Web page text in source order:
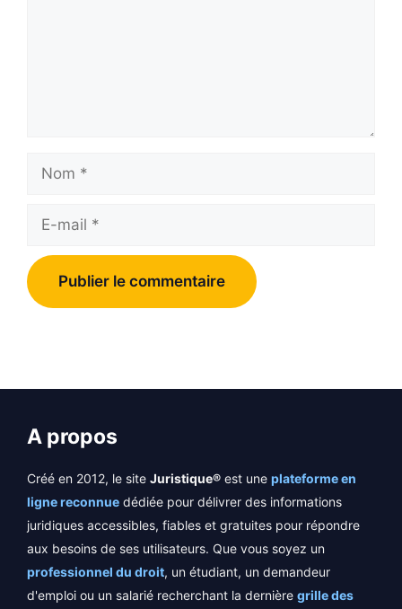
mail
A propos
Créé en 2012, le site Juristique® est une plateforme en
ligne reconnue dédiée pour délivrer des informations
juridiques accessibles, fiables et gratuites pour répondre
aux besoins de ses utilisateurs. Que vous soyez un
professionnel du droit, un étudiant, un demandeur
d'emploi ou un salarié recherchant la dernière grille des